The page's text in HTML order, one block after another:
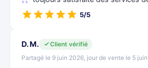
5/5
D. M.
Client vérifié
Partagé le 9 juin 2026, jour de vente le 5 juin